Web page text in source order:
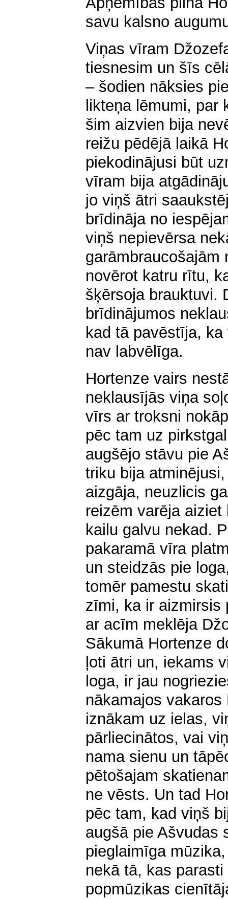
savu kalsno
Viņas vīram
tiesnesim un šīs
– šodien nāksies
likteņa lēmumi,
šim aizvien bija
reižu pēdējā laikā
piekodinājusi būt
vīram bija
jo viņš ātri
brīdināja no
viņš nepievērsa
garāmbraucošajām
novērot katru rītu,
šķērsoja brauktuvi.
brīdinājumos
kad tā pavēstīja,
nav labvēlīga.
Hortenze vairs
neklausījās viņa
vīrs ar troksni
pēc tam uz
augšējo stāvu pie
triku bija
aizgāja, neuzlicis
reizēm varēja
kailu galvu nekad.
pakaramā vīra
un steidzās pie
tomēr pamestu
zīmi, ka ir aizmirsis
ar acīm meklēja
Sākumā Hortenze
ļoti ātri un, iekams
loga, ir jau
nākamajos
iznākam uz ielas,
pārliecinātos, vai
nama sienu un
pētošajam
ne vēsts. Un tad
pēc tam, kad viņš
augšā pie Ašvudas
pieglaimīga
nekā tā, kas
popmūzikas